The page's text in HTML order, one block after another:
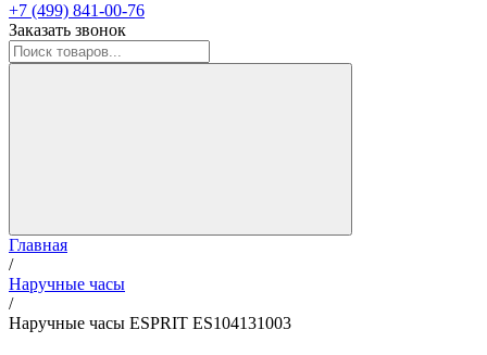
+7 (499) 841-00-76
Заказать звонок
Главная
/
Наручные часы
/
Наручные часы ESPRIT ES104131003